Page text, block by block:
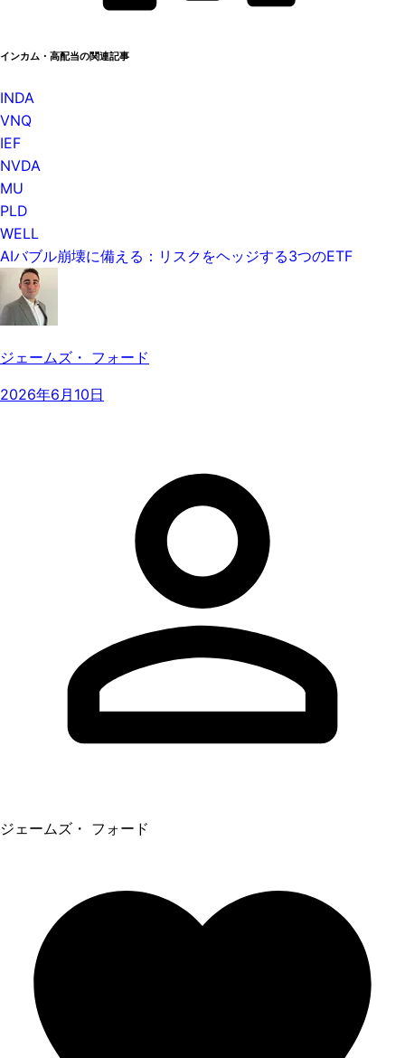
インカム・高配当の関連記事
INDA
VNQ
IEF
NVDA
MU
PLD
WELL
AIバブル崩壊に備える：リスクをヘッジする3つのETF
ジェームズ・ フォード
2026年6月10日
ジェームズ・ フォード